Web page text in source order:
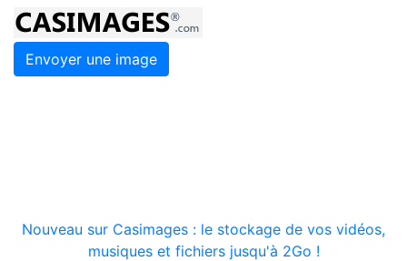
Envoyer une image
Nouveau sur Casimages : le stockage de vos vidéos,
musiques et fichiers jusqu'à 2Go !